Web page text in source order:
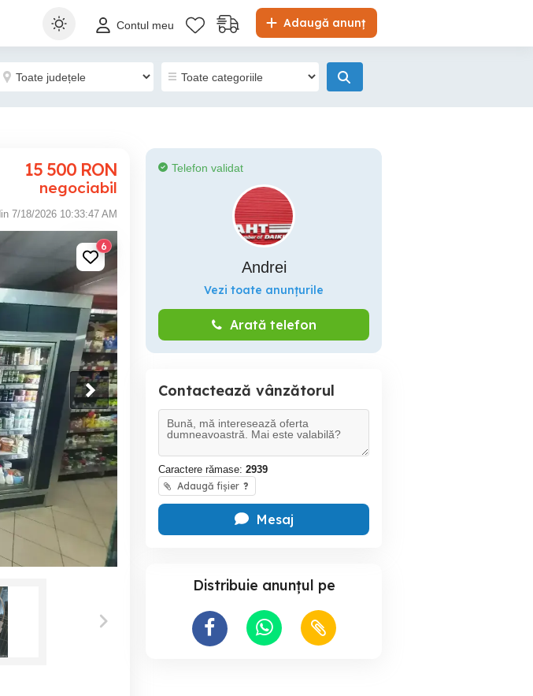
Adaugă anunț
Contul meu
15 500 RON
negociabil
7/18/2026 10:33:47 AM
6
Telefon validat
Andrei
Vezi toate anunțurile
Arată telefon
Contactează vânzătorul
Caractere rămase: 2939
Adaugă fișier ?
Mesaj
Distribuie anunțul pe